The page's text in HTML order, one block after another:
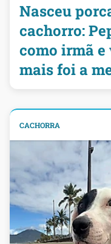
Nasceu
cachorro:
como irmã
mais foi a
CACHORRA